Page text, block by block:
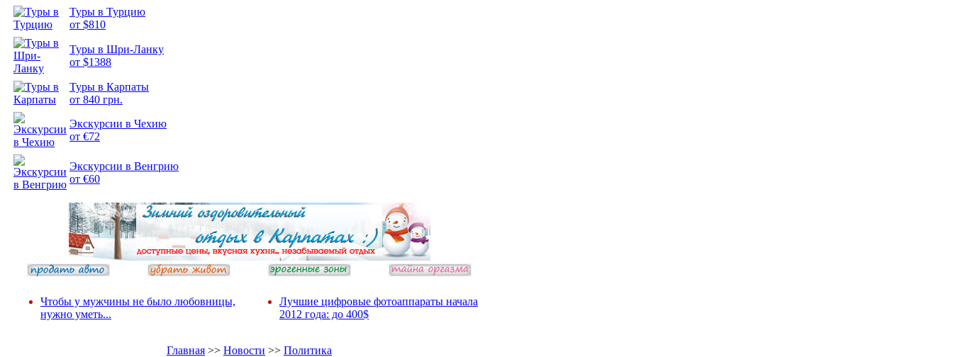
Туры в Турцию
от $810
Туры в Шри-Ланку
от $1388
Туры в Карпаты
от 840 грн.
Экскурсии в Чехию
от €72
Экскурсии в Венгрию
от €60
Чтобы у мужчины не было любовницы,
нужно уметь...
Лучшие цифровые фотоаппараты начала
2012 года: до 400$
Главная >> Новости >> Политика